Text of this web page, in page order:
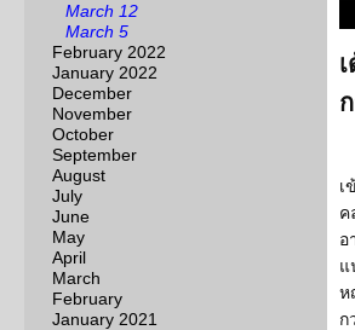
March 12
March 5
February 2022
January 2022
December
November
October
September
August
July
June
May
April
March
February
January 2021
เ
ค
อ
แ
ห
ก